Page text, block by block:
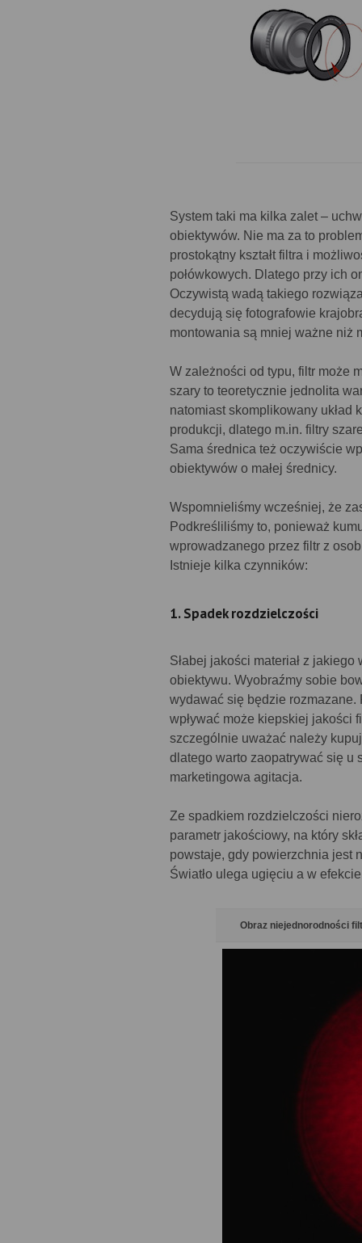
System taki ma kilka zalet –
obiektywów. Nie ma za to
prostokątny kształt filtra i
połówkowych. Dlatego przy ich
Oczywistą wadą takiego
decydują się fotografowie
montowania są mniej ważne niż
W zależności od typu, filtr może
szary to teoretycznie jednolita
natomiast skomplikowany układ
produkcji, dlatego m.in. filtry
Sama średnica też oczywiście
obiektywów o małej średnicy.
Wspomnieliśmy wcześniej, że
Podkreśliliśmy to, ponieważ
wprowadzanego przez filtr z
Istnieje kilka czynników:
1. Spadek rozdzielczości
Słabej jakości materiał z
obiektywu. Wyobraźmy sobie
wydawać się będzie
wpływać może kiepskiej jakości
szczególnie uważać należy
dlatego warto zaopatrywać się u
marketingowa agitacja.
Ze spadkiem rozdzielczości
parametr jakościowy, na który
powstaje, gdy powierzchnia jest
Światło ulega ugięciu a w
Obraz niejednorodności